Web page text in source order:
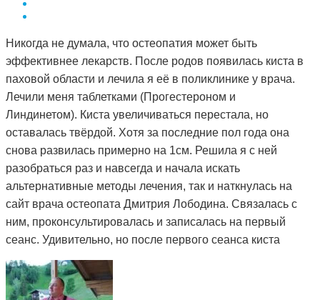
Никогда не думала, что остеопатия может быть
эффективнее лекарств. После родов появилась киста в
паховой области и лечила я её в поликлинике у врача.
Лечили меня таблетками (Прогестероном и
Линдинетом). Киста увеличиваться перестала, но
оставалась твёрдой. Хотя за последние пол года она
снова развилась примерно на 1см. Решила я с ней
разобраться раз и навсегда и начала искать
альтернативные методы лечения, так и наткнулась на
сайт врача остеопата Дмитрия Лободина. Связалась с
ним, проконсультировалась и записалась на первый
сеанс. Удивительно, но после первого сеанса киста
стала мягкой. Я стала посещать сеансы по назначению
Дмитрия и спустя 3 месяца она полностью рассосалась.
Как это работает, вообще не понимаю. То чего